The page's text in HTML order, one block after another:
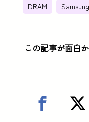
DRAM Samsung
この記事が面白